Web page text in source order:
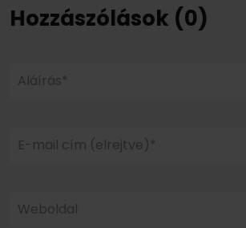
Hozzászólások (0)
Aláírás*
E-mail cím (elrejtve)*
Weboldal